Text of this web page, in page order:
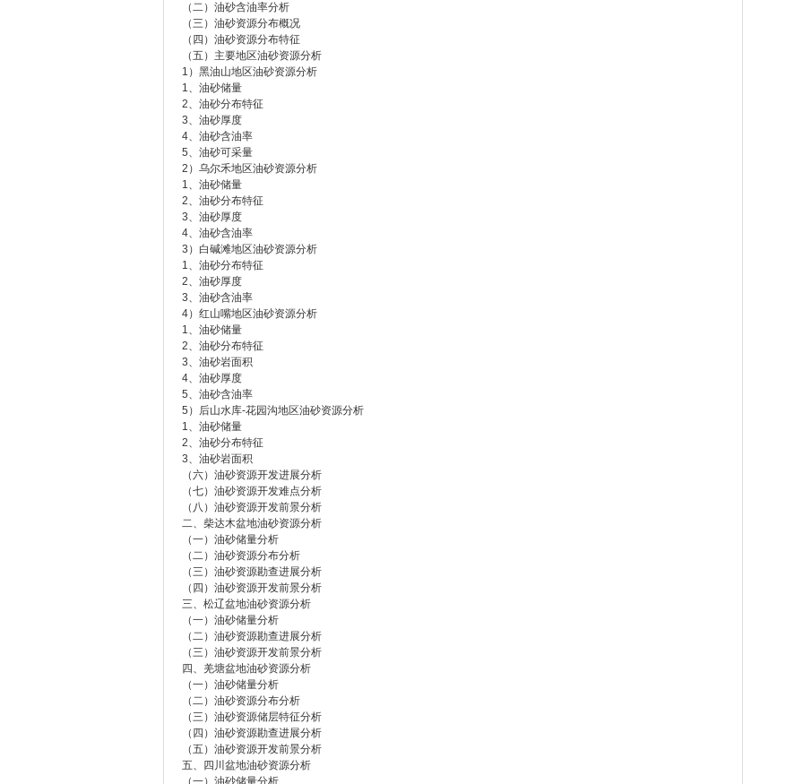
（二）油砂含油率分析
（三）油砂资源分布概况
（四）油砂资源分布特征
（五）主要地区油砂资源分析
1）黑油山地区油砂资源分析
1、油砂储量
2、油砂分布特征
3、油砂厚度
4、油砂含油率
5、油砂可采量
2）乌尔禾地区油砂资源分析
1、油砂储量
2、油砂分布特征
3、油砂厚度
4、油砂含油率
3）白碱滩地区油砂资源分析
1、油砂分布特征
2、油砂厚度
3、油砂含油率
4）红山嘴地区油砂资源分析
1、油砂储量
2、油砂分布特征
3、油砂岩面积
4、油砂厚度
5、油砂含油率
5）后山水库-花园沟地区油砂资源分析
1、油砂储量
2、油砂分布特征
3、油砂岩面积
（六）油砂资源开发进展分析
（七）油砂资源开发难点分析
（八）油砂资源开发前景分析
二、柴达木盆地油砂资源分析
（一）油砂储量分析
（二）油砂资源分布分析
（三）油砂资源勘查进展分析
（四）油砂资源开发前景分析
三、松辽盆地油砂资源分析
（一）油砂储量分析
（二）油砂资源勘查进展分析
（三）油砂资源开发前景分析
四、羌塘盆地油砂资源分析
（一）油砂储量分析
（二）油砂资源分布分析
（三）油砂资源储层特征分析
（四）油砂资源勘查进展分析
（五）油砂资源开发前景分析
五、四川盆地油砂资源分析
（一）油砂储量分析